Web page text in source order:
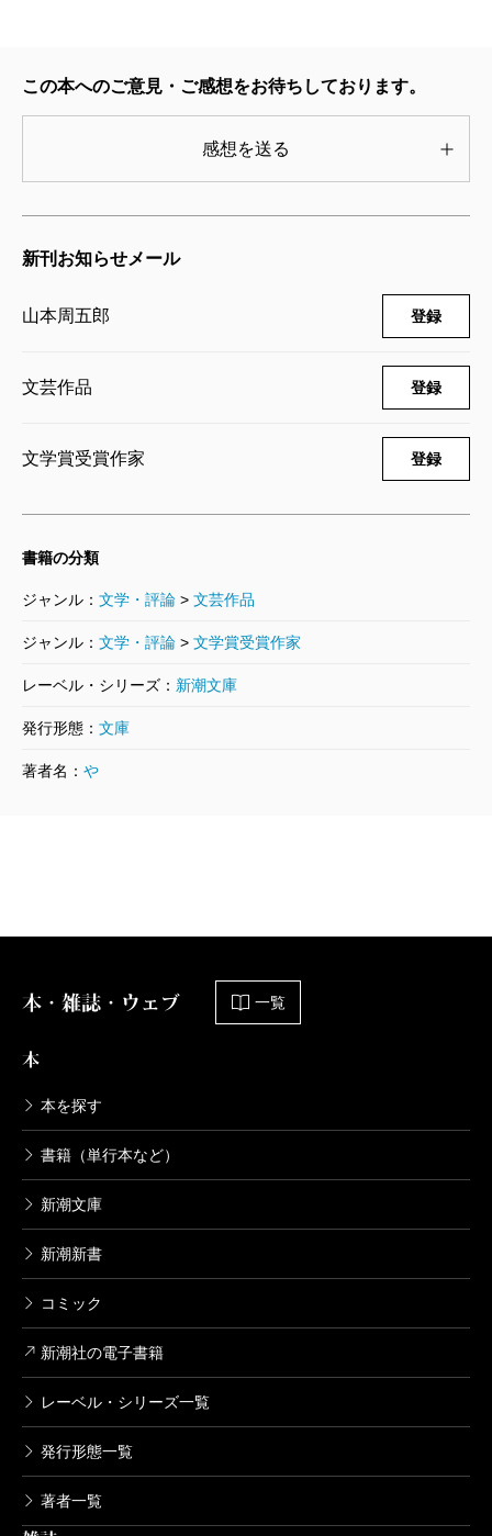
この本へのご意見・ご感想をお待ちしております。
感想を送る
新刊お知らせメール
山本周五郎 登録
文芸作品 登録
文学賞受賞作家 登録
書籍の分類
ジャンル： 文学・評論 > 文芸作品
ジャンル： 文学・評論 > 文学賞受賞作家
レーベル・シリーズ： 新潮文庫
発行形態： 文庫
著者名： や
本・雑誌・ウェブ 一覧
本
本を探す
書籍（単行本など）
新潮文庫
新潮新書
コミック
新潮社の電子書籍
レーベル・シリーズ一覧
発行形態一覧
著者一覧